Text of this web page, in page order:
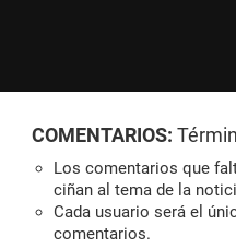
COMENTARIOS:
Los comentarios que
ciñan al tema de la
Cada usuario será el
comentarios.